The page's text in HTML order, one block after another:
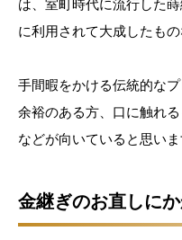
は、室町時代に流行した
に利用されて大成したもの
手間暇をかける伝統的な
余裕のある方、口に触れ
などが向いていると思いま
金継ぎのお直しに